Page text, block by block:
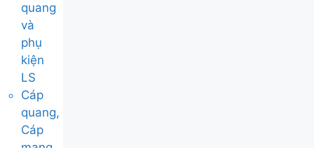
quang
và
phụ
kiện
LS
Cáp
quang,
Cáp